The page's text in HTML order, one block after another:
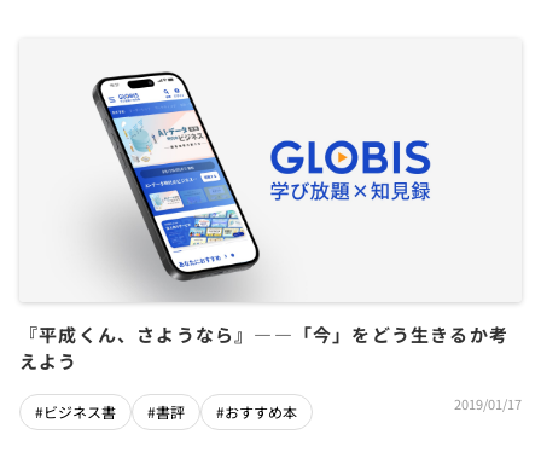
『平成くん、さようなら』――「今」をどう生きるか考
えよう
#ビジネス書 #書評 #おすすめ本 2019/01/17